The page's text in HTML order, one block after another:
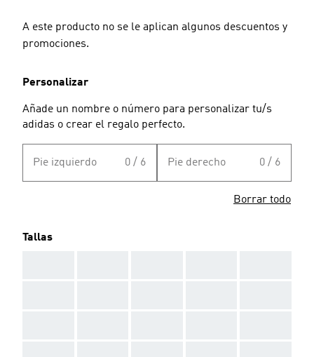
A este producto no se le aplican algunos descuentos y
promociones.
Personalizar
Añade un nombre o número para personalizar tu/s
adidas o crear el regalo perfecto.
Pie izquierdo 0 / 6 Pie derecho 0 / 6
Borrar todo
Tallas